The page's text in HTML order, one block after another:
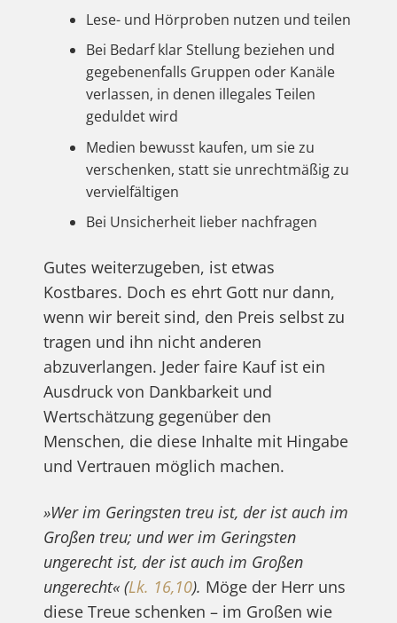
Lese- und Hörproben nutzen und teilen
Bei Bedarf klar Stellung beziehen und
gegebenenfalls Gruppen oder Kanäle
verlassen, in denen illegales Teilen
geduldet wird
Medien bewusst kaufen, um sie zu
verschenken, statt sie unrechtmäßig zu
vervielfältigen
Bei Unsicherheit lieber nachfragen
Gutes weiterzugeben, ist etwas
Kostbares. Doch es ehrt Gott nur dann,
wenn wir bereit sind, den Preis selbst zu
tragen und ihn nicht anderen
abzuverlangen. Jeder faire Kauf ist ein
Ausdruck von Dankbarkeit und
Wertschätzung gegenüber den
Menschen, die diese Inhalte mit Hingabe
und Vertrauen möglich machen.
»Wer im Geringsten treu ist, der ist auch im
Großen treu; und wer im Geringsten
ungerecht ist, der ist auch im Großen
ungerecht« (Lk. 16,10). Möge der Herr uns
diese Treue schenken – im Großen wie